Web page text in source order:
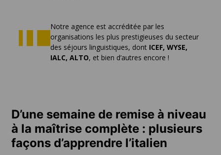
Notre agence est accréditée par les
organisations les plus prestigieuses du secteur
des séjours linguistiques, dont ICEF, WYSE,
IALC, ALTO, et bien d’autres encore !
D’une semaine de remise à niveau
à la maîtrise complète : plusieurs
façons d’apprendre l’italien